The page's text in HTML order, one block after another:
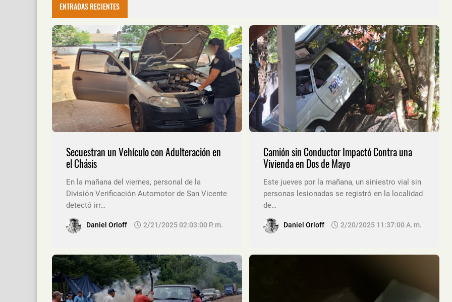
ENTRADAS RECIENTES
Secuestran un Vehículo con Adulteración en
el Chásis
En la mañana del viernes, personal de la
División Verificación Automotor de San Vicente
detectó irr…
Daniel Orloff 2/21/2025 02:03:00 P. M.
Camión sin Conductor Impactó Contra una
Vivienda en Dos de Mayo
Este jueves por la mañana, un siniestro vial sin
personas lesionadas se registró en la localidad
de…
Daniel Orloff 2/20/2025 11:37:00 A. M.